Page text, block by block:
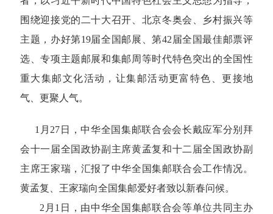
围绕迎接党的二十大召开、北京冬奥会、乡村振兴等
主题，办好第19届全国邮展、第42届全国最佳邮票评
选、专项主题邮展和集邮周等时代特色突出的全国性
重大集邮文化活动，让集邮活动更富特色、更接地
气、更聚人气。
1月27日，中华全国集邮联合会会长戴应军分别拜
会十一届全国政协副主席黄孟复和十二届全国政协副
主席王家瑞，汇报了中华全国集邮联合会工作情况。
黄孟复、王家瑞向全国集邮爱好者致以新春问候。
2月1日，由中华全国集邮联合会等单位共同主办